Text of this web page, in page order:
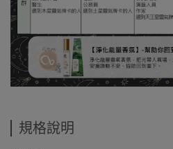
規格說明